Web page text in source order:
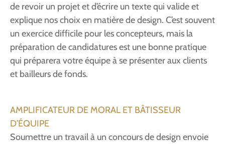
de revoir un projet et d’écrire un texte qui valide et
explique nos choix en matière de design. C’est souvent
un exercice difficile pour les concepteurs, mais la
préparation de candidatures est une bonne pratique
qui préparera votre équipe à se présenter aux clients
et bailleurs de fonds.
AMPLIFICATEUR DE MORAL ET BÂTISSEUR
D’ÉQUIPE
Soumettre un travail à un concours de design envoie